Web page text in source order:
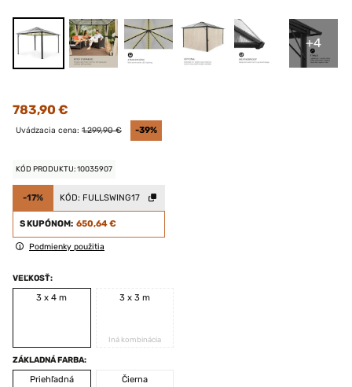
+4
783,90 €
Uvádzacia cena: 1.299,90 € -39%
KÓD PRODUKTU: 10035907
-17% KÓD: FULLSWING17
S KUPÓNOM: 650,64 €
Podmienky použitia
VEĽKOSŤ:
3 x 4 m
3 x 3 m
Iná kombinácia
ZÁKLADNÁ FARBA:
Priehľadná
Čierna